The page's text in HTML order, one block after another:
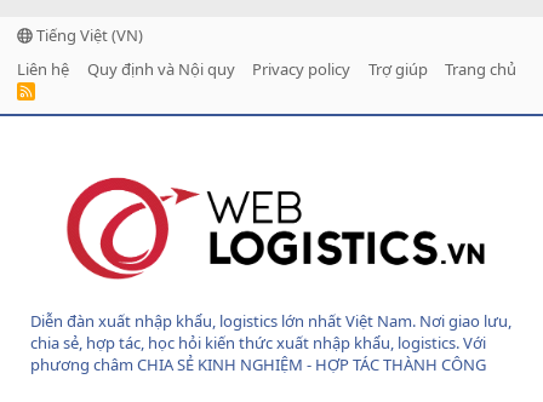
Tiếng Việt (VN)
Liên hệ
Quy định và Nội quy Privacy policy Trợ giúp Trang chủ
R
Diễn đàn xuất nhập khẩu, logistics lớn nhất Việt Nam. Nơi giao lưu,
chia sẻ, hợp tác, học hỏi kiến thức xuất nhập khẩu, logistics. Với
phương châm CHIA SẺ KINH NGHIỆM - HỢP TÁC THÀNH CÔNG